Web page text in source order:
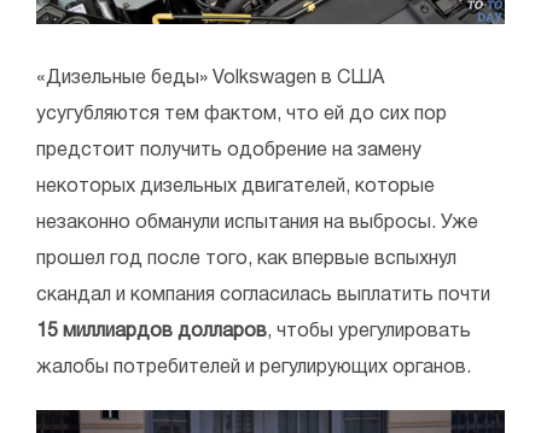
«Дизельные беды» Volkswagen в США
усугубляются тем фактом, что ей до сих пор
предстоит получить одобрение на замену
некоторых дизельных двигателей, которые
незаконно обманули испытания на выбросы. Уже
прошел год после того, как впервые вспыхнул
скандал и компания согласилась выплатить почти
15 миллиардов долларов, чтобы урегулировать
жалобы потребителей и регулирующих органов.